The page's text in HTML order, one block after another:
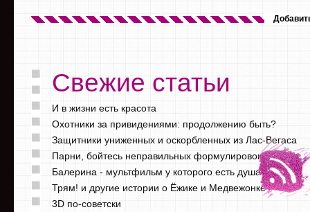
Свежие статьи
И в жизни есть красота
Охотники за привидениями: продолжению быть?
Защитники униженных и оскорбленных из Лас-Вегаса
Парни, бойтесь неправильных формулировок
Балерина - мультфильм у которого есть душа
Трям! и другие истории о Ёжике и Медвежонке
3D по-советски